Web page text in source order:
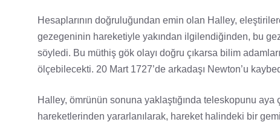
Hesaplarının doğruluğundan emin olan Halley,
gezegeninin hareketiyle yakından ilgilendiğinden, bu
söyledi. Bu müthiş gök olayı doğru çıkarsa bilim
ölçebilecekti. 20 Mart 1727’de arkadaşı Newton’u
Halley, ömrünün sonuna yaklaştığında teleskopunu aya
hareketlerinden yararlanılarak, hareket halindeki bir